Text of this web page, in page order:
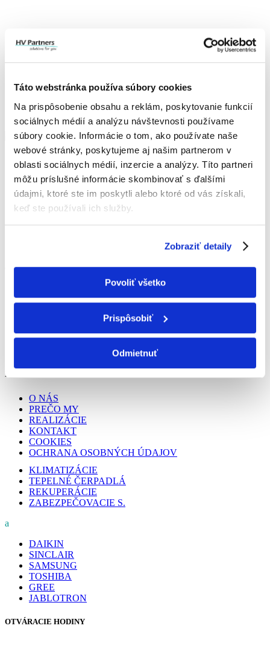
Táto webstránka používa súbory cookies
Na prispôsobenie obsahu a reklám, poskytovanie funkcií
sociálnych médií a analýzu návštevnosti používame
súbory cookie. Informácie o tom, ako používate naše
webové stránky, poskytujeme aj našim partnerom v
oblasti sociálnych médií, inzercie a analýzy. Títo partneri
môžu príslušné informácie skombinovať s ďalšími
údajmi, ktoré ste im poskytli alebo ktoré od vás získali,
keď ste používali ich služby.
Zobraziť detaily
Povoliť všetko
Prispôsobiť
Odmietnuť
IČO: 52 407 861
IČ DPH: SK2121013532
+421 907 154 850
office@hvpartners.sk
Hurbanova 3057/57C,
O FIRME
zabezpečovacích systémov na celom území
Západného Slovenska s primárnym pôsobením
PODSTRÁNKY
O NÁS
PREČO MY
REALIZÁCIE
KONTAKT
COOKIES
OCHRANA OSOBNÝCH ÚDAJOV
KLIMATIZÁCIE
TEPELNÉ ČERPADLÁ
REKUPERÁCIE
ZABEZPEČOVACIE S.
a
DAIKIN
SINCLAIR
SAMSUNG
TOSHIBA
GREE
JABLOTRON
OTVÁRACIE HODINY